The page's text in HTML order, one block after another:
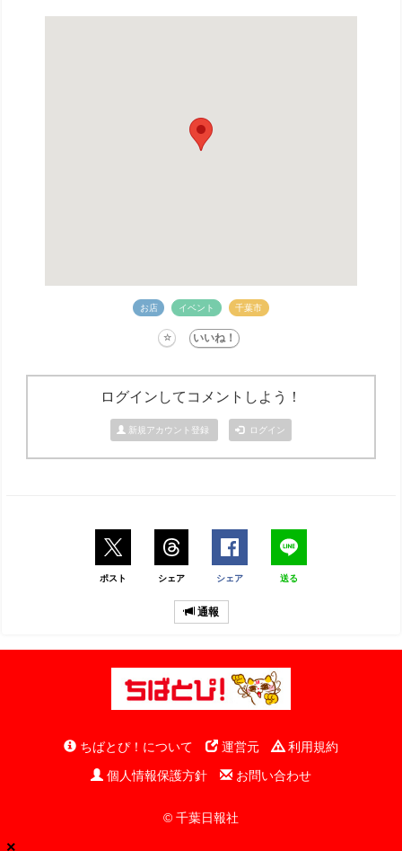
お店 イベント 千葉市
ログインしてコメントしよう！
新規アカウント登録 ログイン
ポスト シェア シェア 送る
通報
ちばとぴ！について 運営元
利用規約
個人情報保護方針
お問い合わせ
© 千葉日報社
×